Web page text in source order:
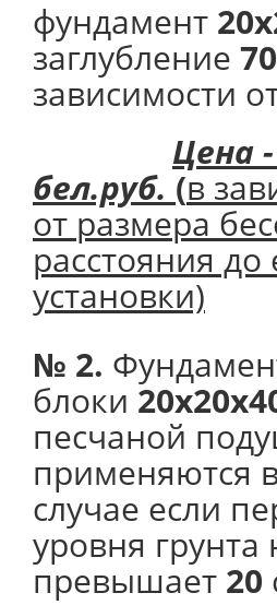
фундамент
заглубление
зависимости
Цена
бел.руб. (в
от размера
расстояния до
установки)
№ 2.
блоки
песчаной
применяются
случае если
уровня грунта
превышает 20